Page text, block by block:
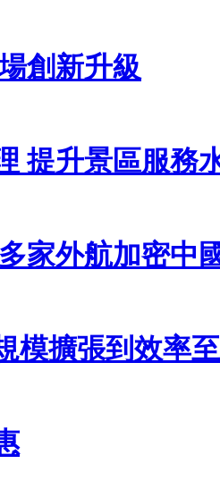
創新升級
提升景區服務
家外航加密中
擴張到效率